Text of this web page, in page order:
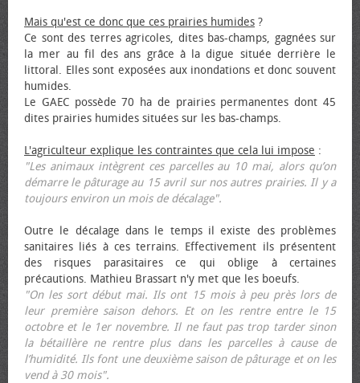
Mais qu'est ce donc que ces prairies humides ?
Ce sont des terres agricoles, dites bas-champs, gagnées sur
la mer au fil des ans grâce à la digue située derrière le
littoral. Elles sont exposées aux inondations et donc souvent
humides.
Le GAEC possède 70 ha de prairies permanentes dont 45
dites prairies humides situées sur les bas-champs.
L'agriculteur explique les contraintes que cela lui impose :
"Les animaux intègrent ces parcelles au 10 mai, alors qu’on
démarre le pâturage au 15 avril sur nos autres prairies. Il y a
toujours environ un mois de décalage".
Outre le décalage dans le temps il existe des problèmes
sanitaires liés à ces terrains. Effectivement ils présentent
des risques parasitaires ce qui oblige à certaines
précautions. Mathieu Brassart n'y met que les bœufs.
"On les sort début mai. Ils ont 15 mois à peu près lors de
leur première saison dehors. Et on les rentre entre le 15
octobre et le 1er novembre. Il ne faut pas trop tarder sinon
la bétaillère ne rentre plus dans les parcelles à cause de
l’humidité. Ils font une deuxième saison de pâturage et on les
vend à 30 mois".